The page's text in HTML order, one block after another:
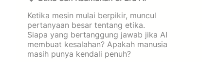
Ketika mesin mulai berpikir, muncul
pertanyaan besar tentang etika.
Siapa yang bertanggung jawab jika AI
membuat kesalahan? Apakah manusia
masih punya kendali penuh?